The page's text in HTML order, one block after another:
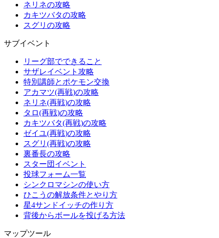
ネリネの攻略
カキツバタの攻略
スグリの攻略
サブイベント
リーグ部でできること
サザレイベント攻略
特別講師とポケモン交換
アカマツ(再戦)の攻略
ネリネ(再戦)の攻略
タロ(再戦)の攻略
カキツバタ(再戦)の攻略
ゼイユ(再戦)の攻略
スグリ(再戦)の攻略
裏番長の攻略
スター団イベント
投球フォーム一覧
シンクロマシンの使い方
ひこうの解放条件とやり方
星4サンドイッチの作り方
背後からボールを投げる方法
マップツール